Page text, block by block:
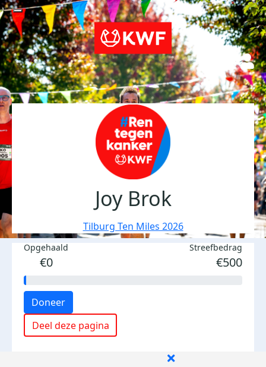
Joy Brok
Tilburg Ten Miles 2026
Opgehaald
€0
Streefbedrag
€500
Doneer
Deel deze pagina